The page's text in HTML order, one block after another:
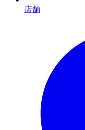
店舗